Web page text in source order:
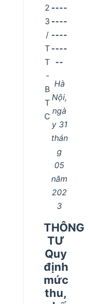
2
3
/
T
T
-
B
T
C
----
----
----
----
--
Hà
Nội,
ngà
y 31
thán
g
05
năm
202
3
THÔNG
TƯ
Quy
định
mức
thu,